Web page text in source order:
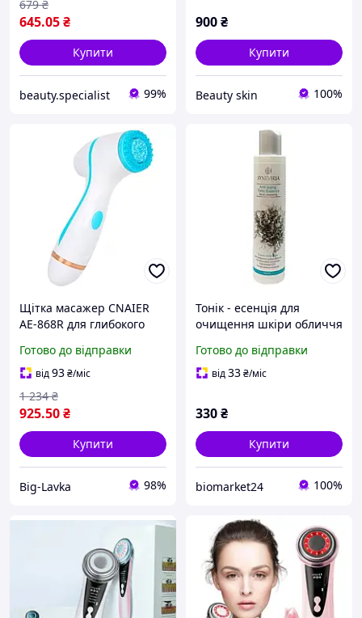
645.05₴
679 ₴
Купити
beauty.specialist 99%
900₴
Купити
Beauty skin 100%
Щітка масажер CNAIER
AE-868R для глибокого
з 3 насадками Білий
Готово до відправки
від93₴/міс
925.50₴
1 234 ₴
Купити
Big-Lavka 98%
Тонік - есенція для
очищення шкіри обличчя
морським колагеном та
коензимом Q10 100
Готово до відправки
від33₴/міс
330₴
Купити
biomarket24 100%